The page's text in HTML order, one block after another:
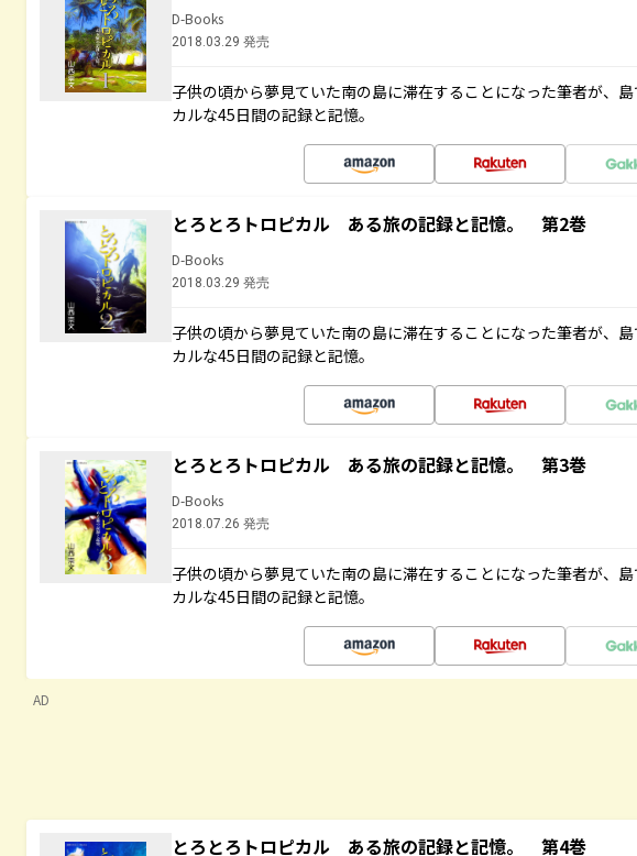
D-Books
2018.03.29 発売
子供の頃から夢見ていた南の島に滞在することになった筆者が、
カルな45日間の記録と記憶。
とろとろトロピカル ある旅の記録と記憶。 第2巻
D-Books
2018.03.29 発売
子供の頃から夢見ていた南の島に滞在することになった筆者が、
カルな45日間の記録と記憶。
とろとろトロピカル ある旅の記録と記憶。 第3巻
D-Books
2018.07.26 発売
子供の頃から夢見ていた南の島に滞在することになった筆者が、
カルな45日間の記録と記憶。
AD
とろとろトロピカル ある旅の記録と記憶。 第4巻